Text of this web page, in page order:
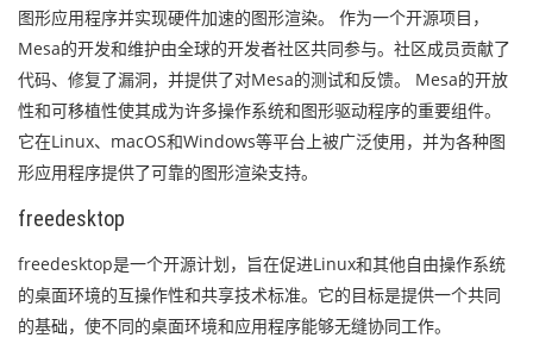
图形应用程序并实现硬件加速的图形渲染。 作为一个开源项目，
Mesa的开发和维护由全球的开发者社区共同参与。社区成员贡献了
代码、修复了漏洞，并提供了对Mesa的测试和反馈。 Mesa的开放
性和可移植性使其成为许多操作系统和图形驱动程序的重要组件。
它在Linux、macOS和Windows等平台上被广泛使用，并为各种图
形应用程序提供了可靠的图形渲染支持。
freedesktop
freedesktop是一个开源计划，旨在促进Linux和其他自由操作系统
的桌面环境的互操作性和共享技术标准。它的目标是提供一个共同
的基础，使不同的桌面环境和应用程序能够无缝协同工作。